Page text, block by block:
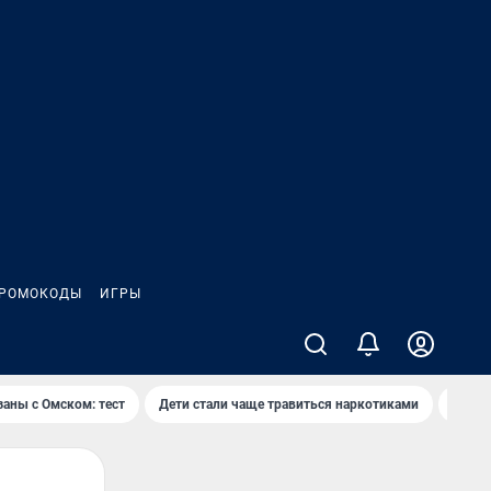
ИГРЫ
с Омском: тест Дети стали чаще травиться наркотиками